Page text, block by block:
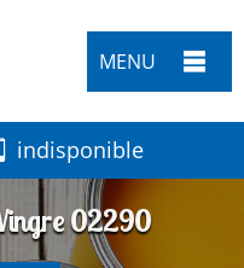
MENU
indisponible
02290